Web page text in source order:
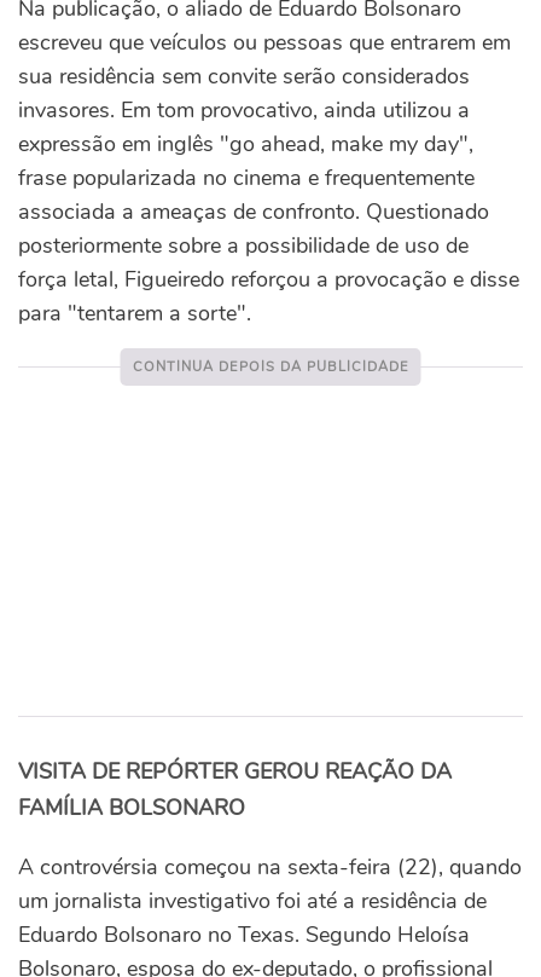
Na publicação, o aliado de Eduardo Bolsonaro
escreveu que veículos ou pessoas que entrarem em
sua residência sem convite serão considerados
invasores. Em tom provocativo, ainda utilizou a
expressão em inglês "go ahead, make my day",
frase popularizada no cinema e frequentemente
associada a ameaças de confronto. Questionado
posteriormente sobre a possibilidade de uso de
força letal, Figueiredo reforçou a provocação e disse
para "tentarem a sorte".
VISITA DE REPÓRTER GEROU REAÇÃO DA
FAMÍLIA BOLSONARO
A controvérsia começou na sexta-feira (22), quando
um jornalista investigativo foi até a residência de
Eduardo Bolsonaro no Texas. Segundo Heloísa
Bolsonaro, esposa do ex-deputado, o profissional